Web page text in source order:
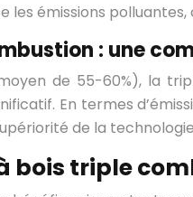
émissions
: une
de 55-60%), la
En termes
de la
bois triple